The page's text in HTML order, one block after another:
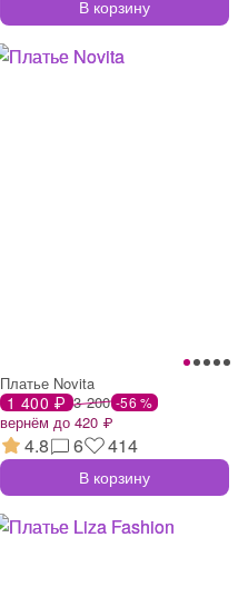
В корзину
Платье Novita
1 400 ₽ 3 200 -56 %
вернём до 420 ₽
4.8 6 414
В корзину